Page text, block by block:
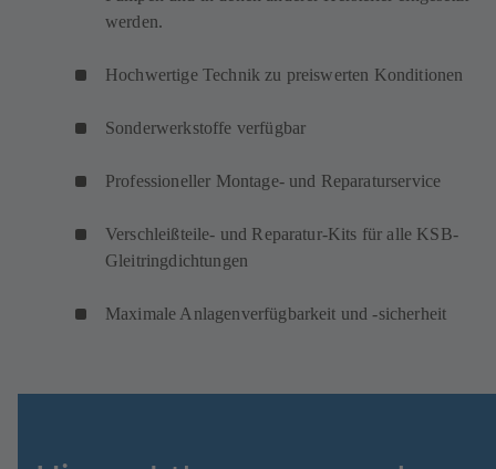
werden.
Hochwertige Technik zu preiswerten Konditionen
Sonderwerkstoffe verfügbar
Professioneller Montage- und Reparaturservice
Verschleißteile- und Reparatur-Kits für alle KSB-
Gleitringdichtungen
Maximale Anlagenverfügbarkeit und -sicherheit